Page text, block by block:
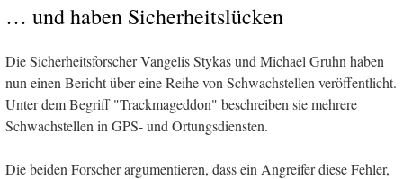
… und haben Sicherheitslücken
Die Sicherheitsforscher Vangelis Stykas und Michael Gruhn haben
nun einen Bericht über eine Reihe von Schwachstellen veröffentlicht.
Unter dem Begriff "Trackmageddon" beschreiben sie mehrere
Schwachstellen in GPS- und Ortungsdiensten.
Die beiden Forscher argumentieren, dass ein Angreifer diese Fehler,